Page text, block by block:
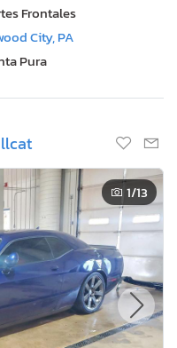
Frontales
City, PA
Pura
1/13